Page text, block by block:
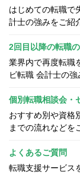
はじめての転職で
計士の強みをご紹
2回目以降の転職
業界内で再度転職
ビ転職 会計士の強
個別転職相談会・
おすすめ別や資格
までの流れなどを
よくあるご質問
転職支援サービス